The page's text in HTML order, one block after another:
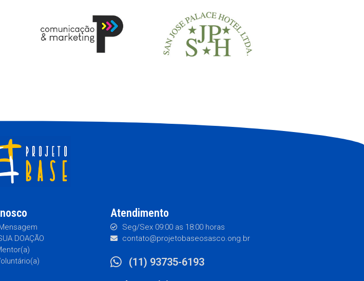
DOAÇÃO
Atendimento
Seg/Sex 09:00 as 18:00 horas
contato@projetobaseosasco.ong.br
(11) 93735-6193